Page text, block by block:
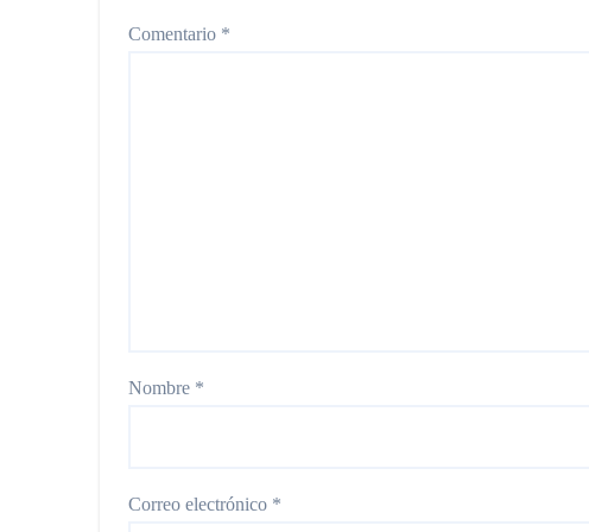
Comentario *
Nombre *
Correo electrónico *